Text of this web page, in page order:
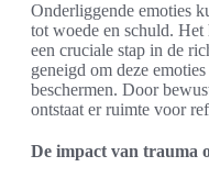
Onderliggende emoties
tot woede en schuld. Het
een cruciale stap in de
geneigd om deze
beschermen. Door
ontstaat er ruimte voor
De impact van trauma